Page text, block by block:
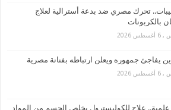
تحرك مصري ضد بدعة أسترالية لعلاج
بالكربونات
2026
يفاجئ جمهوره ويعلن ارتباطه بفنانة مصرية
2026
علمية.. علاج للكوليسترول يخلص الجسم من المواد